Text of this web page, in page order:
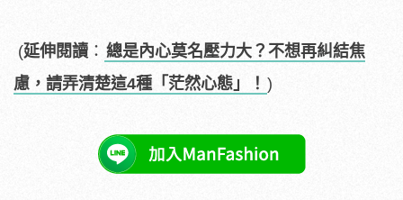
(延伸閱讀 ： 總是內心莫名壓力大？不想再糾結焦
慮，請弄清楚這4種「茫然心態」！ )